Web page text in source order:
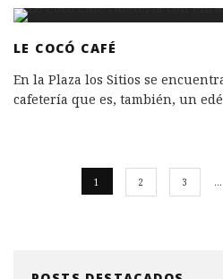
LE COCÓ CAFÉ
En la Plaza los Sitios se
cafetería que es, también, un
1 2 3 …